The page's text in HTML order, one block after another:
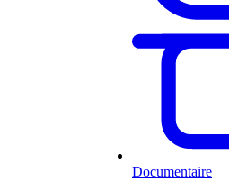
Documentaire